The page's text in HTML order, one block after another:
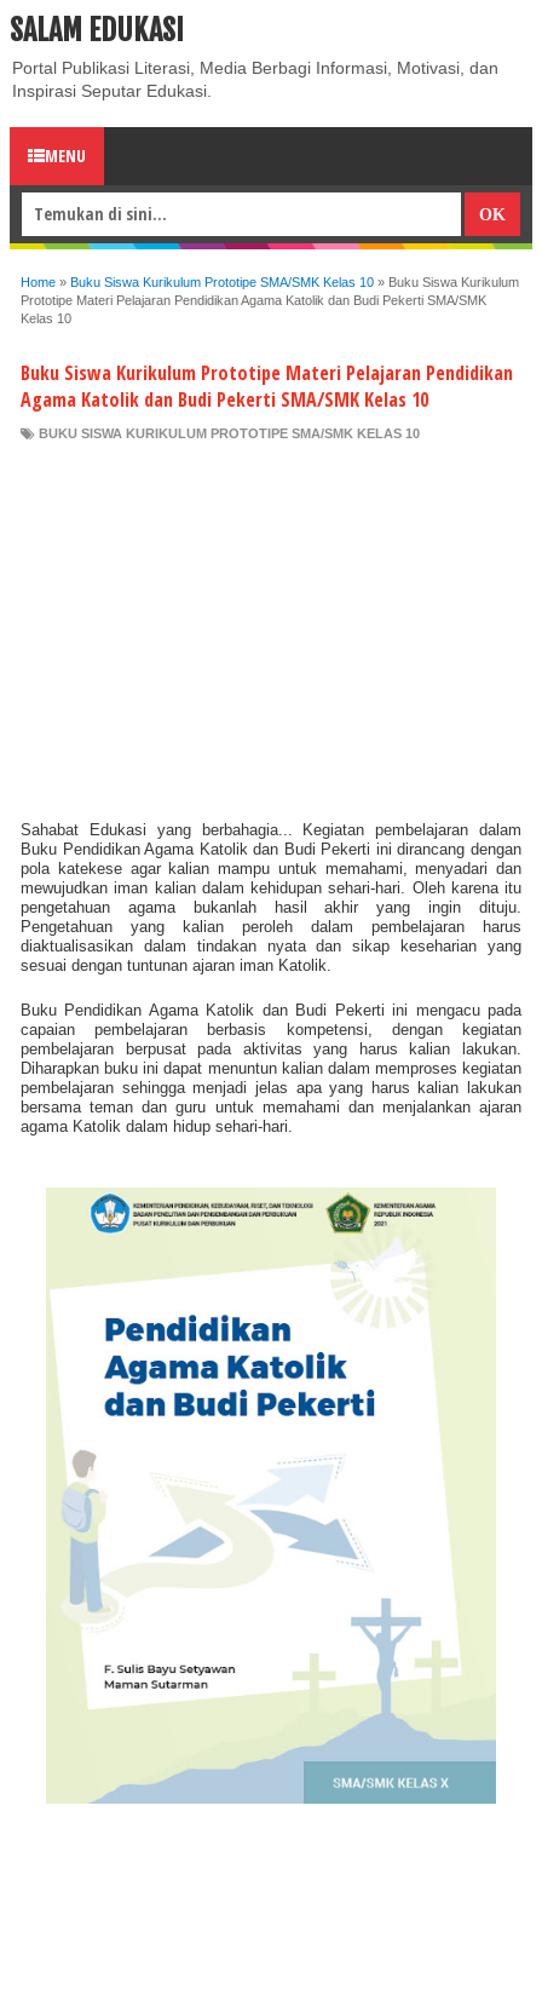
ABOUT CONTACT US
SALAM EDUKASI
Portal Publikasi Literasi, Media Berbagi Informasi, Motivasi, dan
Inspirasi Seputar Edukasi.
MENU
Home » Buku Siswa Kurikulum Prototipe SMA/SMK Kelas 10 » Buku Siswa Kurikulum
Prototipe Materi Pelajaran Pendidikan Agama Katolik dan Budi Pekerti SMA/SMK
Kelas 10
Buku Siswa Kurikulum Prototipe Materi Pelajaran Pendidikan
Agama Katolik dan Budi Pekerti SMA/SMK Kelas 10
BUKU SISWA KURIKULUM PROTOTIPE SMA/SMK KELAS 10
Sahabat Edukasi yang berbahagia... Kegiatan pembelajaran dalam
Buku Pendidikan Agama Katolik dan Budi Pekerti ini dirancang dengan
pola katekese agar kalian mampu untuk memahami, menyadari dan
mewujudkan iman kalian dalam kehidupan sehari-hari. Oleh karena itu
pengetahuan agama bukanlah hasil akhir yang ingin dituju.
Pengetahuan yang kalian peroleh dalam pembelajaran harus
diaktualisasikan dalam tindakan nyata dan sikap keseharian yang
sesuai dengan tuntunan ajaran iman Katolik.
Buku Pendidikan Agama Katolik dan Budi Pekerti ini mengacu pada
capaian pembelajaran berbasis kompetensi, dengan kegiatan
pembelajaran berpusat pada aktivitas yang harus kalian lakukan.
Diharapkan buku ini dapat menuntun kalian dalam memproses kegiatan
pembelajaran sehingga menjadi jelas apa yang harus kalian lakukan
bersama teman dan guru untuk memahami dan menjalankan ajaran
agama Katolik dalam hidup sehari-hari.